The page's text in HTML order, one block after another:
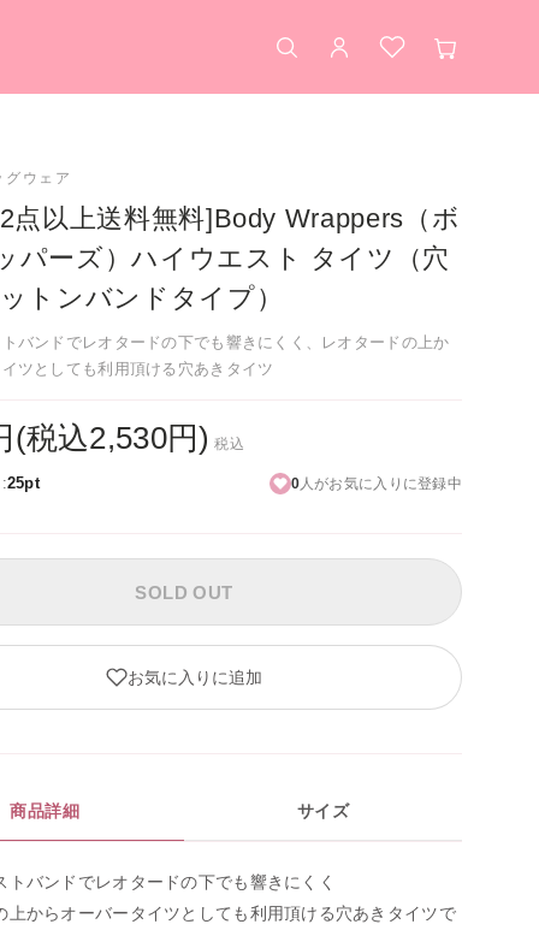
検索 アカウントお気に入り
カート
ウェア
点以上送料無料]Body Wrappers（ボ
パーズ）ハイウエスト タイツ（穴
トンバンドタイプ）
バンドでレオタードの下でも響きにくく、レオタードの上か
ツとしても利用頂ける穴あきタイツ
(税込2,530円) 税込
25pt 0人がお気に入りに登録中
SOLD OUT
お気に入りに追加
商品詳細 サイズ
トバンドでレオタードの下でも響きにくく
上からオーバータイツとしても利用頂ける穴あきタイツで